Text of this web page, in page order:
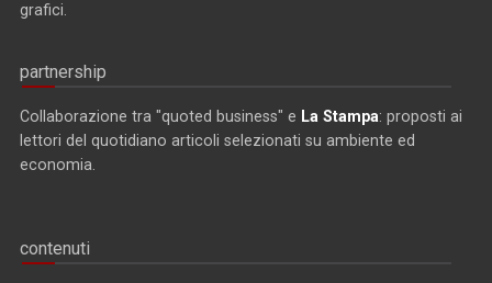
grafici.
partnership
Collaborazione tra "quoted business" e La Stampa: proposti ai
lettori del quotidiano articoli selezionati su ambiente ed
economia.
contenuti